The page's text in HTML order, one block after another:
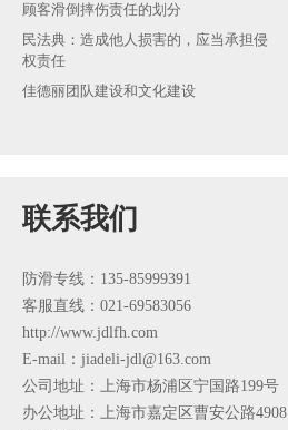
顾客滑倒摔伤责任的划分
民法典：造成他人损害的，应当承担侵
权责任
佳德丽团队建设和文化建设
联系我们
防滑专线：135-85999391
客服直线：021-69583056
http://www.jdlfh.com
E-mail：jiadeli-jdl@163.com
公司地址：上海市杨浦区宁国路199号
办公地址：上海市嘉定区曹安公路4908